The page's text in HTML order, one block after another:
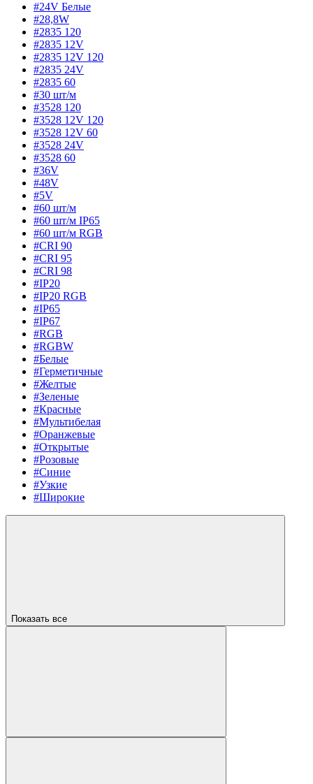
#24V Белые
#28,8W
#2835 120
#2835 12V
#2835 12V 120
#2835 24V
#2835 60
#30 шт/м
#3528 120
#3528 12V 120
#3528 12V 60
#3528 24V
#3528 60
#36V
#48V
#5V
#60 шт/м
#60 шт/м IP65
#60 шт/м RGB
#CRI 90
#CRI 95
#CRI 98
#IP20
#IP20 RGB
#IP65
#IP67
#RGB
#RGBW
#Белые
#Герметичные
#Желтые
#Зеленые
#Красные
#Мультибелая
#Оранжевые
#Открытые
#Розовые
#Синие
#Узкие
#Широкие
Показать все